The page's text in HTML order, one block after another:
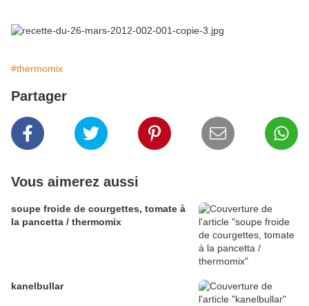
#thermomix
Partager
Vous aimerez aussi
soupe froide de courgettes, tomate à
la pancetta / thermomix
kanelbullar